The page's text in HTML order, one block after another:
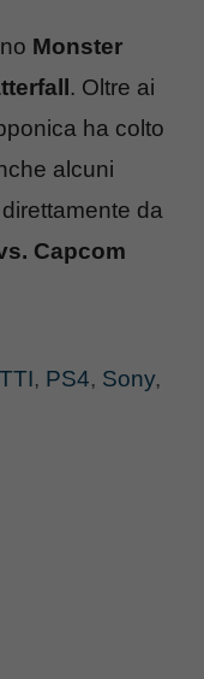
Monster
. Oltre ai
ha colto
alcuni
da
Capcom
, PS4, Sony,